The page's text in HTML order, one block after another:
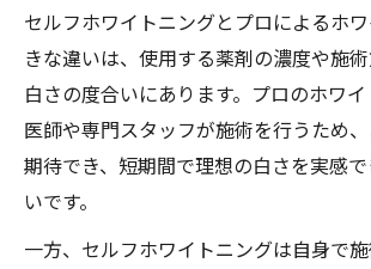
セルフホワイトニングとプロによるホ
きな違いは、使用する薬剤の濃度や施
白さの度合いにあります。プロのホワ
医師や専門スタッフが施術を行うため
期待でき、短期間で理想の白さを実感
いです。
一方、セルフホワイトニングは自身で施